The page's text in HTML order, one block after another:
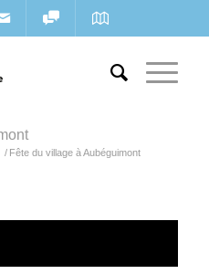
/ Fête du village à Aubéguimont